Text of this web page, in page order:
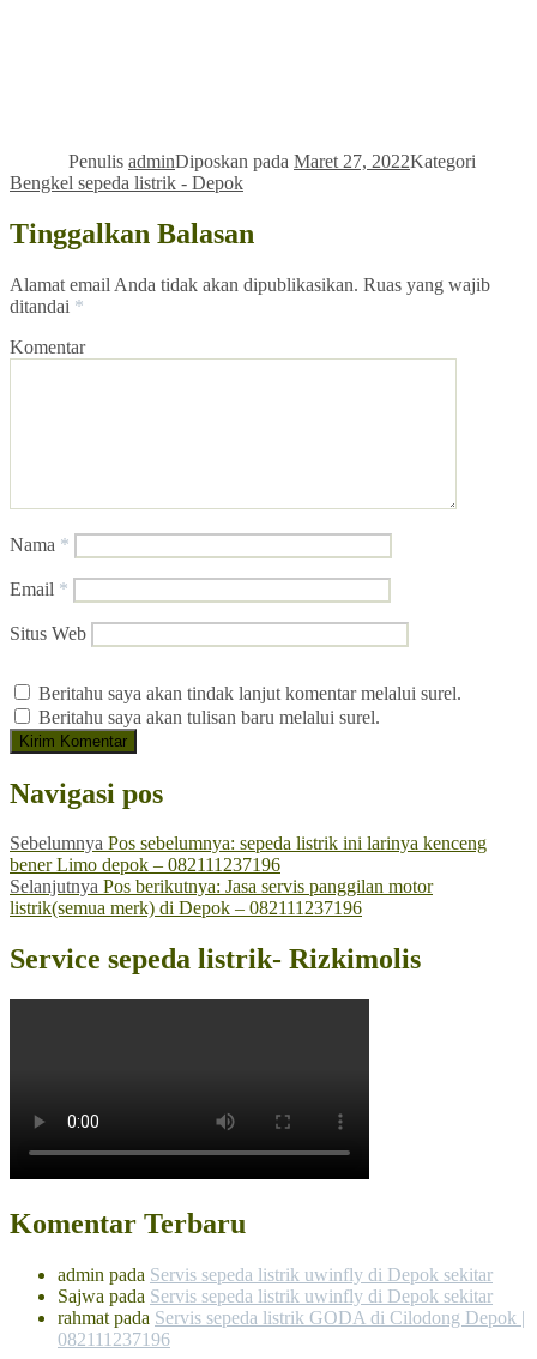
Penulis adminDiposkan pada Maret 27, 2022Kategori
Bengkel sepeda listrik - Depok
Tinggalkan Balasan
Alamat email Anda tidak akan dipublikasikan. Ruas yang wajib
ditandai *
Komentar
Nama *
Email *
Situs Web
Beritahu saya akan tindak lanjut komentar melalui surel.
Beritahu saya akan tulisan baru melalui surel.
Navigasi pos
Sebelumnya Pos sebelumnya: sepeda listrik ini larinya kenceng
bener Limo depok – 082111237196
Selanjutnya Pos berikutnya: Jasa servis panggilan motor
listrik(semua merk) di Depok – 082111237196
Service sepeda listrik- Rizkimolis
Komentar Terbaru
admin pada Servis sepeda listrik uwinfly di Depok sekitar
Sajwa pada Servis sepeda listrik uwinfly di Depok sekitar
rahmat pada Servis sepeda listrik GODA di Cilodong Depok |
082111237196